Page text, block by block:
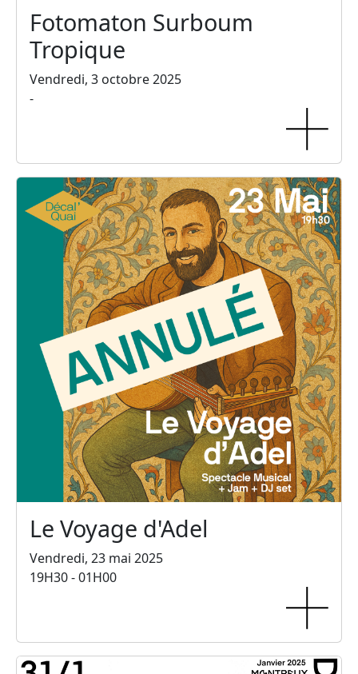
Fotomaton Surboum
Tropique
Vendredi, 3 octobre 2025
-
Le Voyage d'Adel
Vendredi, 23 mai 2025
19H30 - 01H00